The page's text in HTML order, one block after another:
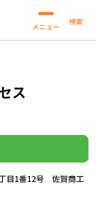
メニュー
検索
ス
目1番12号 佐賀商工